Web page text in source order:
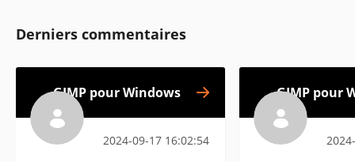
Derniers commentaires
GIMP pour Windows
2024-09-17 16:02:54
GIMP pour